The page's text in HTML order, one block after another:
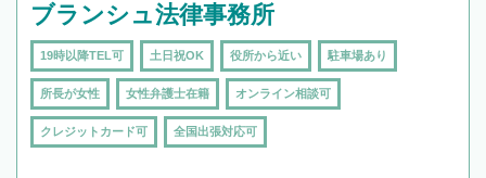
ブランシュ法律事務所
19時以降TEL可 土日祝OK 役所から近い 駐車場あり
所長が女性 女性弁護士在籍 オンライン相談可
クレジットカード可 全国出張対応可